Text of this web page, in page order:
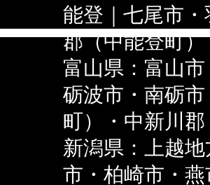
能登｜七尾市
郡（中能登町
富山県：富山
砺波市・南砺
町）・中新川
新潟県：上越
市・柏崎市・